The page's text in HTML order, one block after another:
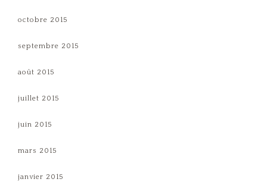
octobre 2015
septembre 2015
août 2015
juillet 2015
juin 2015
mars 2015
janvier 2015